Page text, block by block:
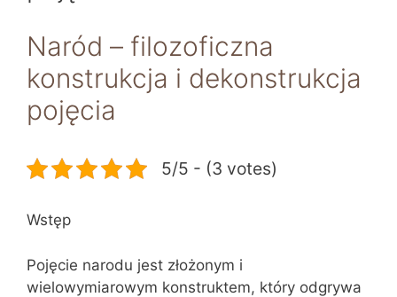
Naród – filozoficzna
konstrukcja i dekonstrukcja
pojęcia
5/5 - (3 votes)
Wstęp
Pojęcie narodu jest złożonym i
wielowymiarowym konstruktem, który odgrywa